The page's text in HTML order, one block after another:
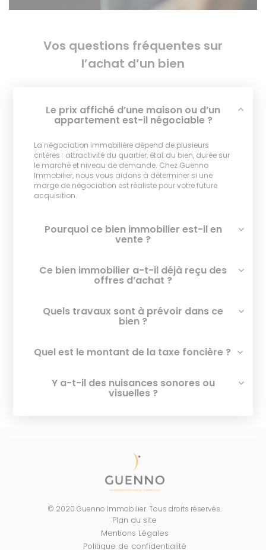
Vos questions fréquentes sur
l’achat d’un bien
Le prix affiché d’une maison ou d’un
appartement est-il négociable ?
La négociation immobilière dépend de plusieurs
critères : attractivité du quartier, état du bien, durée sur
le marché et niveau de demande. Chez Guenno
Immobilier, nous vous aidons à déterminer si une
marge de négociation est réaliste pour votre future
acquisition.
Pourquoi ce bien immobilier est-il en
vente ?
Ce bien immobilier a-t-il déjà reçu des
offres d’achat ?
Quels travaux sont à prévoir dans ce
bien ?
Quel est le montant de la taxe foncière ?
Y a-t-il des nuisances sonores ou
visuelles ?
© 2020 Guenno Immobilier. Tous droits réservés.
Plan du site
Mentions Légales
Politique de confidentialité